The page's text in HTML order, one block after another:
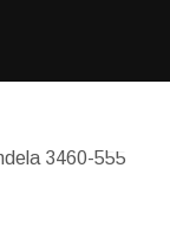
3460-555